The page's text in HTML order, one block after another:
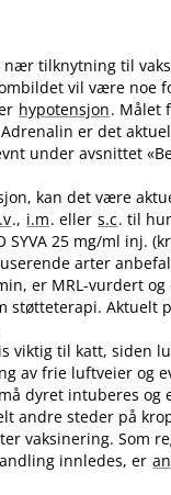
tilknytning til
vil være noe
hypotensjon. Målet
er det
under avsnittet
kan det være
., i.m. eller s.c. til
25 mg/ml inj.
arter
er MRL-vurdert
støtteterapi. Aktuelt
viktig til katt, siden
av frie luftveier og
dyret intuberes og
andre steder på
vaksinering. Som
innledes, er